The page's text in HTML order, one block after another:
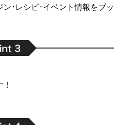
･レシピ･イベント情報をブ